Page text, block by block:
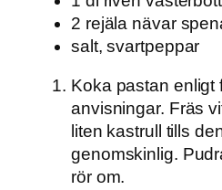
2 rejäla nävar
salt, svartpeppar
Koka pastan enligt
anvisningar. Fräs
liten kastrull tills
genomskinlig.
rör om.